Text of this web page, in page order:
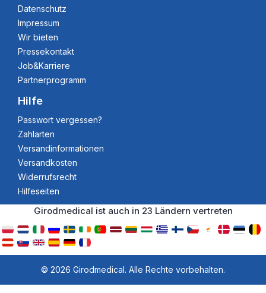
Datenschutz
Impressum
Wir bieten
Pressekontakt
Job&Karriere
Partnerprogramm
Hilfe
Passwort vergessen?
Zahlarten
Versandinformationen
Versandkosten
Widerrufsrecht
Hilfeseiten
Girodmedical ist auch in 23 Ländern vertreten
© 2026 Girodmedical. Alle Rechte vorbehalten.